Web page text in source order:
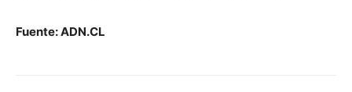
Fuente: ADN.CL